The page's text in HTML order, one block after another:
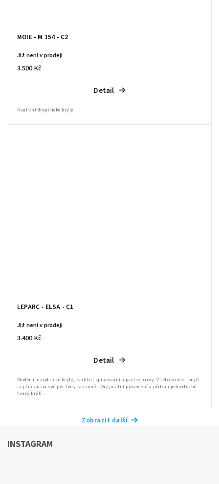
MOIE - M 154 - C2
Již není v prodeji
3.500 Kč
Detail
LEPARC - ELSA - C1
Již není v prodeji
3.400 Kč
Detail
Moderní dioptrické brýle, kvalitní zpracování a pestré barvy. V této kolekci brýlí
si přijdou na své jak ženy tak muži. Originální provedení a přitom jednoduché
tvary brýlí....
Zobrazit další
INSTAGRAM